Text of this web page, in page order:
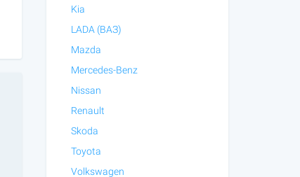
Kia
LADA (ВАЗ)
Mazda
Mercedes-Benz
Nissan
Renault
Skoda
Toyota
Volkswagen